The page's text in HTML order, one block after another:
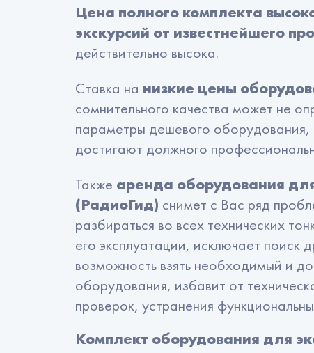
Цена полного комплекта
экскурсий от известнейшего
действительно высока.
Ставка на низкие цены
сомнительного качества может не
параметры дешевого оборудования,
достигают должного
Также аренда оборудования
(РадиоГид) снимет с Вас ряд
разбираться во всех технических
его эксплуатации, исключает поиск
возможность взять необходимый и
оборудования, избавит от
проверок, устранения
Комплект оборудования для